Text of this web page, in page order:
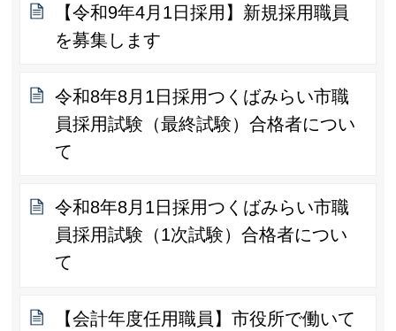
【令和9年4月1日採用】新規採用職員
を募集します
令和8年8月1日採用つくばみらい市職
員採用試験（最終試験）合格者につい
て
令和8年8月1日採用つくばみらい市職
員採用試験（1次試験）合格者につい
て
【会計年度任用職員】市役所で働いて